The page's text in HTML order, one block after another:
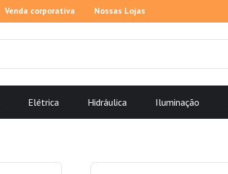
Venda corporativa Nossas Lojas
Elétrica Hidráulica Iluminação